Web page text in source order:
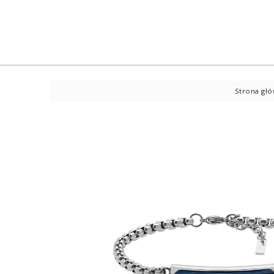
Strona